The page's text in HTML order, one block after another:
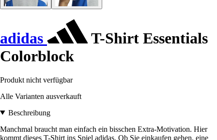
adidas
T-Shirt Essentials
Colorblock
Produkt nicht verfügbar
Alle Varianten ausverkauft
Beschreibung
Manchmal braucht man einfach ein bisschen Extra-Motivation. Hier
kommt dieses T-Shirt ins Spiel adidas. Ob Sie einkaufen gehen, eine